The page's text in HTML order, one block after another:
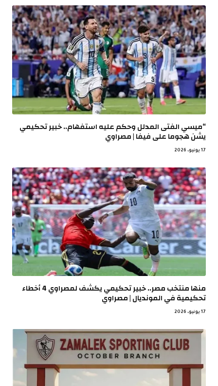
“ميسي الفتى المدلل وحكم عليه استفهام.. خبير تحكيمي
يشن هجوما على فيفا | مصراوي
17 يونيو، 2026
منها منتخب مصر.. خبير تحكيمي يكشف لمصراوي 4 أخطاء
تحكيمية في المونديال | مصراوي
17 يونيو، 2026